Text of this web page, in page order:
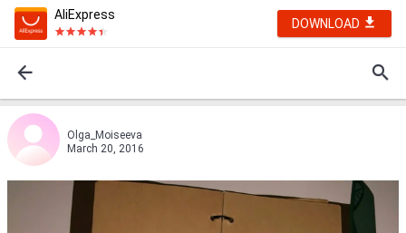
AliExpress
DOWNLOAD
Olga_Moiseeva
March 20, 2016